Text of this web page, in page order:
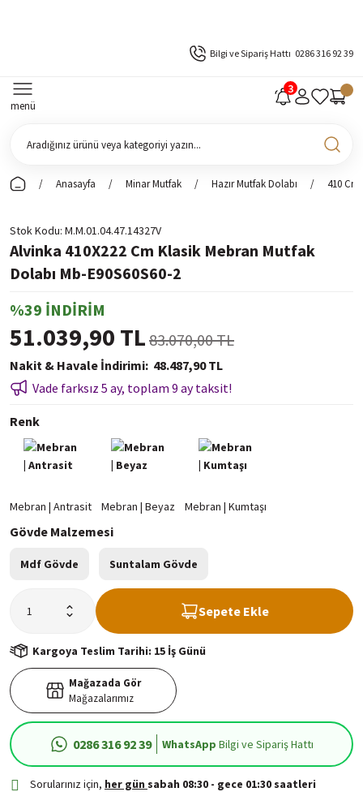
Bilgi ve Sipariş Hattı 0286 316 92 39
menü
Anasayfa Minar Mutfak Hazır Mutfak Dolabı 410 Cm
Stok Kodu M.M.01.04.47.14327V
Alvinka 410X222 Cm Klasik Mebran Mutfak
Dolabı Mb-E90S60S60-2
%39 İNDİRİM
51.039,90 TL 83.070,00 TL
Nakit & Havale İndirimi 48.487,90 TL
Vade farksız 5 ay, toplam 9 ay taksit!
Renk
Gövde Malzemesi
Mdf Gövde Suntalam Gövde
Sepete Ekle
Kargoya Teslim Tarihi: 15 İş Günü
Mağazada Gör
Mağazalarımız
0286 316 92 39 WhatsApp Bilgi ve Sipariş Hattı
Sorularınız için, her gün sabah 08:30 - gece 01:30 saatleri